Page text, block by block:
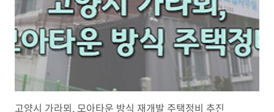
고양시 가라뫼, 모아타운 방식 재개발 주택정비 추진